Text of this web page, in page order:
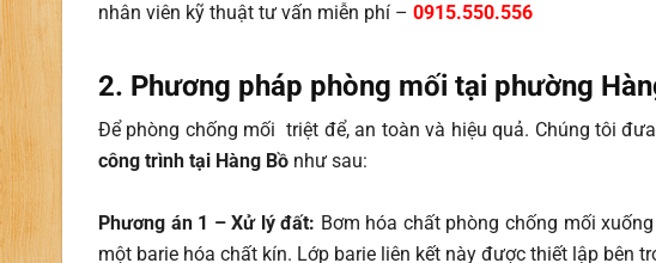
nhân viên kỹ thuật tư vấn miễn phí – 0915.550.556
2. Phương pháp phòng mối tại phường
Để phòng chống mối triệt để, an toàn và hiệu quả. Chúng tôi
công trình tại Hàng Bồ như sau:
Phương án 1 – Xử lý đất: Bơm hóa chất phòng chống mối
một barie hóa chất kín. Lớp barie liên kết này được thiết lập bên